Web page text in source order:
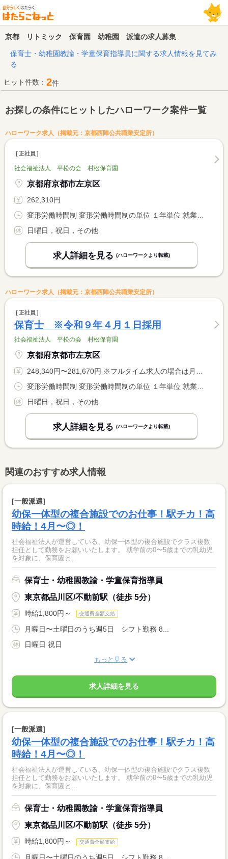
京都 リトミック 保育園 幼稚園 派遣の求人募集
保育士・幼稚園教諭・学童保育指導員に関する求人情報を見てみ
る
ヒット件数： 2件
お探しの条件にヒットしたハローワーク案件一覧
ハローワーク求人（掲載元：京都西陣公共職業安定所）
正社員
社会福祉法人 平松の会 村松保育園
京都府京都市左京区
262,310円
日曜日，祝日，その他
求人詳細を見る (ハローワークより転載)
ハローワーク求人（掲載元：京都西陣公共職業安定所）
正社員
保育士 ※令和９年４月１日採用
社会福祉法人 平松の会 村松保育園
京都府京都市左京区
248,340円〜281,670円 ※フルタイム求人の場合は月額（換算額）、パート求人の場合は時間額を表示しています。
日曜日，祝日，その他
求人詳細を見る (ハローワークより転載)
関連のおすすめ求人情報
[一般派遣]
幼保一体型の複合施設でのお仕事！駅チカ！高
時給！4月〜◎！
社会福祉法人が運営している、幼保一体型の複合施設でクラス複数
担任として勤務をお願いいたします。 就学前の0〜5歳までの乳幼児
を対象に、保育園と...
保育士・幼稚園教諭・学童保育指導員
東京都品川区/不動前駅（徒歩 5分）
時給1,800円～ 交通費全額支給
月曜日〜土曜日のうち週5日 シフト勤務 8...
日曜日 祝日
もっと見る
求人詳細を見る
[一般派遣]
幼保一体型の複合施設でのお仕事！駅チカ！高
時給！4月〜◎！
社会福祉法人が運営している、幼保一体型の複合施設でクラス複数
担任として勤務をお願いいたします。 就学前の0〜5歳までの乳幼児
を対象に、保育園と...
保育士・幼稚園教諭・学童保育指導員
東京都品川区/不動前駅（徒歩 5分）
時給1,800円～ 交通費全額支給
月曜日〜土曜日のうち週5日 シフト勤務 8...